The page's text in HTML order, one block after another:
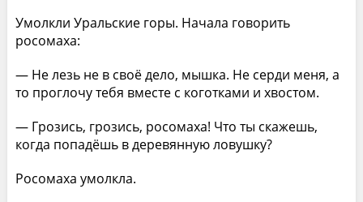
Умолкли Уральские горы. Начала говорить
росомаха:
— Не лезь не в своё дело, мышка. Не серди меня, а
то проглочу тебя вместе с коготками и хвостом.
— Грозись, грозись, росомаха! Что ты скажешь,
когда попадёшь в деревянную ловушку?
Росомаха умолкла.